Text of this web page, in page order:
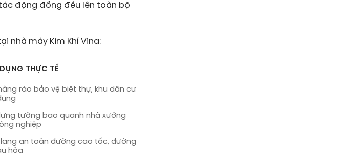
động đồng đều lên toàn bộ
nhà máy Kim Khí Vina:
THỰC TẾ
rào bảo vệ biệt thự, khu dân cư
tường bao quanh nhà xưởng
nghiệp
lang an toàn đường cao tốc, đường
hỏa